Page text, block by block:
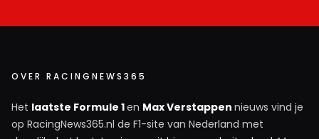
OVER RACINGNEWS365
Het laatste Formule 1en Max Verstappen nieuws vind je
op RacingNews365.nl de F1-site van Nederland met